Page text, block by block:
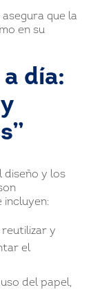
que la
en su
día:
diseño y los
incluyen:
y
el
del papel,